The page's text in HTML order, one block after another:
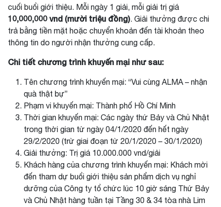
cuối buổi giới thiệu. Mỗi ngày 1 giải, mỗi giải trị giá
10,000,000 vnd (mười triệu đồng). Giải thưởng được chi
trả bằng tiền mặt hoặc chuyển khoản đến tài khoản theo
thông tin do người nhận thưởng cung cấp.
Chi tiết chương trình khuyến mại như sau:
Tên chương trình khuyến mại: “Vui cùng ALMA – nhận
quà thật bự”
Phạm vi khuyến mại: Thành phố Hồ Chí Minh
Thời gian khuyến mại: Các ngày thứ Bảy và Chủ Nhật
trong thời gian từ ngày 04/1/2020 đến hết ngày
29/2/2020 (trừ giai đoạn từ 20/1/2020 – 30/1/2020)
Giải thưởng: Trị giá 10.000.000 vnd/giải
Khách hàng của chương trình khuyến mại: Khách mời
đến tham dự buổi giới thiệu sản phẩm dịch vụ nghỉ
dưỡng của Công ty tổ chức lúc 10 giờ sáng Thứ Bảy
và Chủ Nhật hàng tuần tại Tầng 30 & 34 tòa nhà Lim